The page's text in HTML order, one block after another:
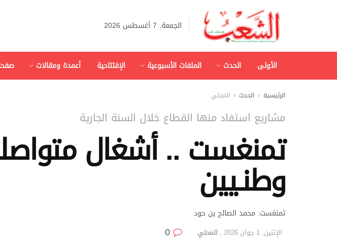
الجمعة, 7 أغسطس 2026
الأولى الحدث الملفات الأسبوعية الإفتتاحية أعمدة ومقالات
الرئيسية الحدث المحلي
مشاريع استفاد منها القطاع خلال السنة الجارية
تمنغست .. أشغال
وطنـيين
تمنغست: محمد الصالح بن حود
الإثنين, 1 جوان 2026 , المحلي